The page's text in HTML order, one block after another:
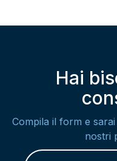
Hai
Compila il form e
nostri